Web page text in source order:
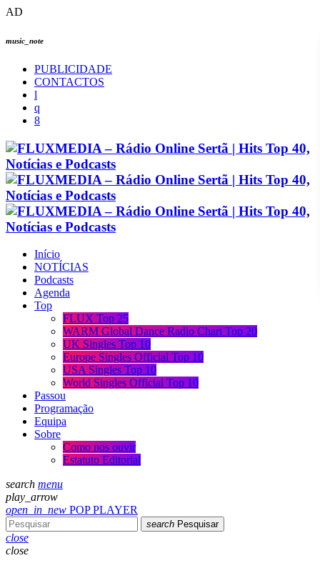
AD
music_note
PUBLICIDADE
CONTACTOS
Início
NOTÍCIAS
Podcasts
Agenda
Top
FLUX Top 25
WARM Global Dance Radio Chart Top 20
UK Singles Top 10
Europe Singles Official Top 10
USA Singles Top 10
World Singles Official Top 10
Passou
Programação
Equipa
Sobre
Como nos ouvir
Estatuto Editorial
search menu
play_arrow
open_in_new POP PLAYER
search Pesquisar
close
close